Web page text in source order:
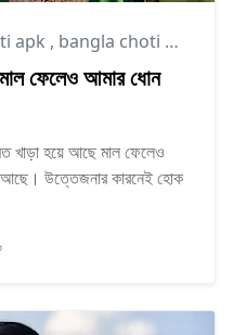
apk , bangla choti golpo
ফেলেও আমার ধোন
খাড়া হয়ে আছে মাল ফেলেও
আছে। উত্তেজনার কারনেই হোক